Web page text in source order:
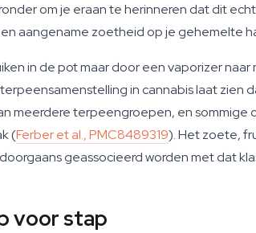
om je eraan te herinneren dat dit
aangename zoetheid op je gehemelte
in de pot maar door een vaporizer
in cannabis laat zien
meerdere terpeengroepen, en
(Ferber et al., PMC8489319). Het zoete,
geassocieerd worden met dat
voor stap